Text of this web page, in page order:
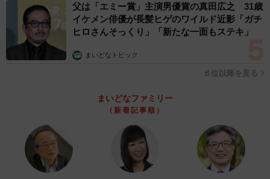
父は「エミー賞」主演男優賞の真田広之 31歳
イケメン俳優が長髪ヒゲのワイルド近影「ガチ
ヒロさんそっくり」「新たな一面もステキ」
まいどなトピック
６位以降を見る
まいどなファミリー
（新着記事順）